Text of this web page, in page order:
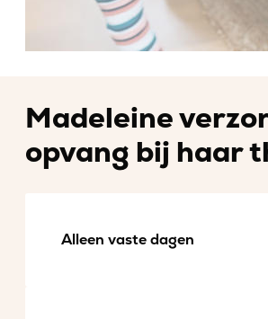
Madeleine
opvang bij haar
Alleen vaste dagen